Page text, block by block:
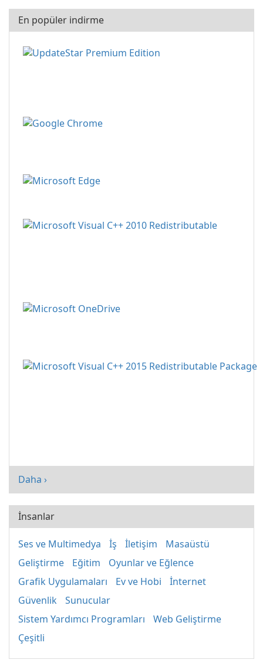
En popüler indirme
Daha ›
İnsanlar
Ses ve Multimedya İş İletişim
Masaüstü
Geliştirme
Eğitim
Oyunlar ve Eğlence
Grafik Uygulamaları
Ev ve Hobi
İnternet
Güvenlik
Sunucular
Sistem Yardımcı Programları
Web Geliştirme
Çeşitli